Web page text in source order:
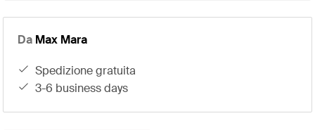
Da Max Mara
spedizione gratuita
3-6 business days